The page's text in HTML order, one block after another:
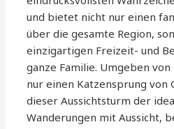
und bietet nicht nur einen
über die gesamte Region,
einzigartigen Freizeit- und
ganze Familie. Umgeben
nur einen Katzensprung
dieser Aussichtsturm der
Wanderungen mit Aussicht,